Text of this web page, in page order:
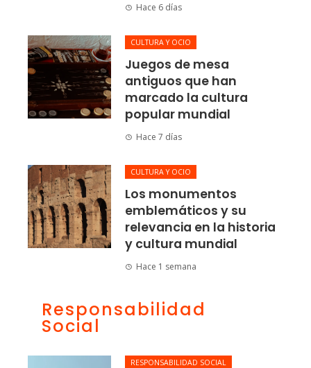
Hace 6 días
CULTURA Y OCIO
Juegos de mesa
antiguos que han
marcado la cultura
popular mundial
Hace 7 días
CULTURA Y OCIO
Los monumentos
emblemáticos y su
relevancia en la historia
y cultura mundial
Hace 1 semana
Responsabilidad
Social
RESPONSABILIDAD SOCIAL